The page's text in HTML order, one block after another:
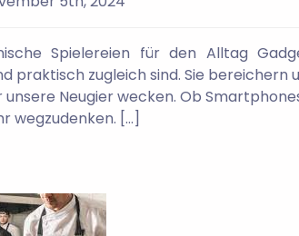
Spielereien für den Alltag
praktisch zugleich sind. Sie bereichern
Neugier wecken. Ob
wegzudenken. […]